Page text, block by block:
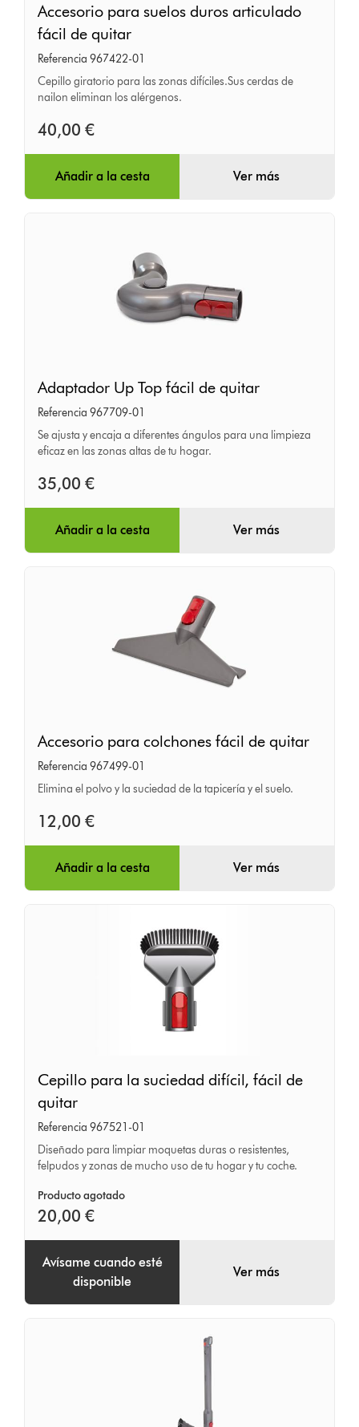
para
suelos
duros
articulado
de
quitar
Accesorio para suelos duros articulado
fácil de quitar
Referencia 967422-01
Cepillo giratorio para las zonas difíciles.Sus cerdas de
nailon eliminan los alérgenos.
40,00 €
Añadir a la cesta Ver más
Up
Top
fácil
quitar
Adaptador Up Top fácil de quitar
Referencia 967709-01
Se ajusta y encaja a diferentes ángulos para una limpieza
eficaz en las zonas altas de tu hogar.
35,00 €
Añadir a la cesta Ver más
para
colchones
fácil
de
Accesorio para colchones fácil de quitar
Referencia 967499-01
Elimina el polvo y la suciedad de la tapicería y el suelo.
12,00 €
Añadir a la cesta Ver más
para
la
suciedad
difícil,
fácil
de
quitar
Cepillo para la suciedad difícil, fácil de
quitar
Referencia 967521-01
Diseñado para limpiar moquetas duras o resistentes,
felpudos y zonas de mucho uso de tu hogar y tu coche.
Producto agotado
20,00 €
Avísame cuando esté
disponible
Ver más